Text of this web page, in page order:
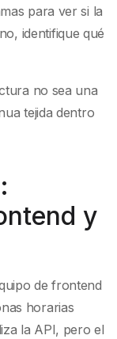
para ver si la
identifique qué
no sea una
tejida dentro
y
de frontend
horarias
la API, pero el